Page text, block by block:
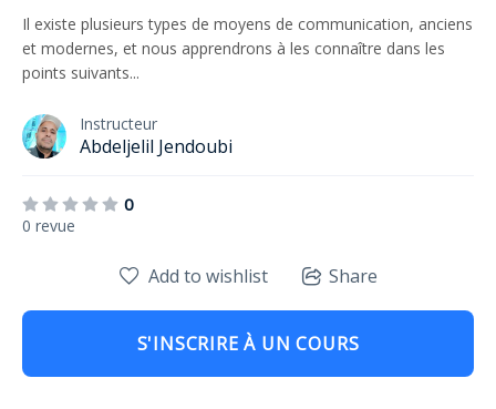
Il existe plusieurs types de moyens de communication, anciens
et modernes, et nous apprendrons à les connaître dans les
points suivants...
Instructeur
Abdeljelil Jendoubi
0
0 revue
Add to wishlist Share
S'INSCRIRE À UN COURS